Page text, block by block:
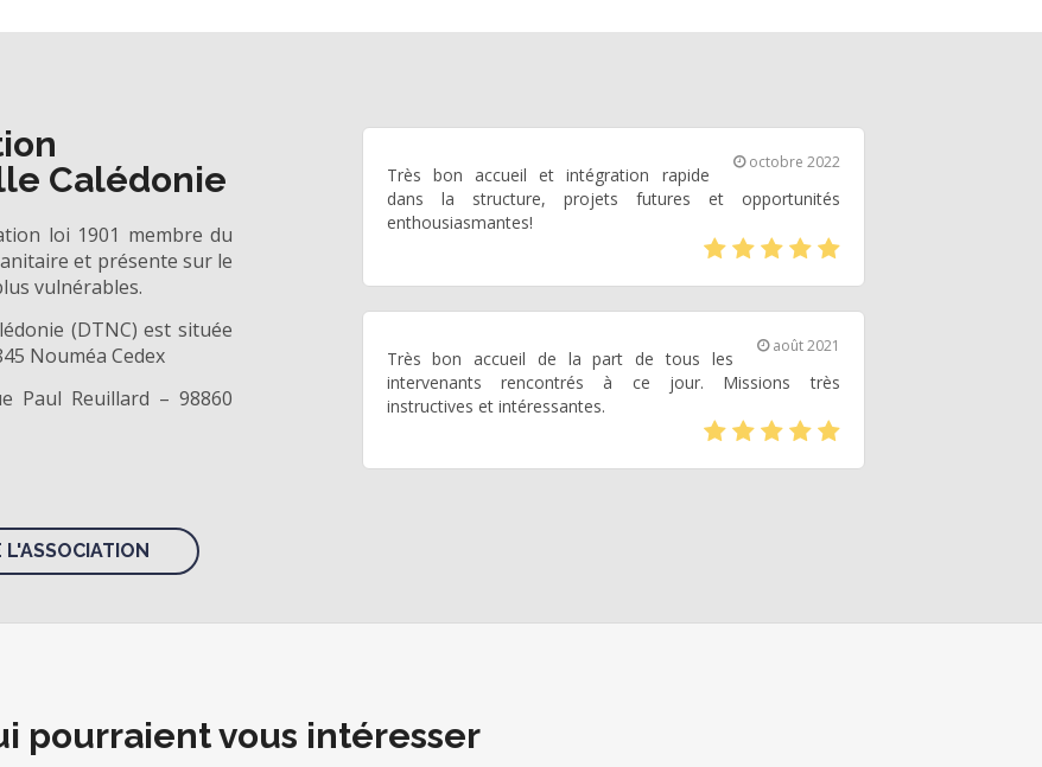
Calédonie
loi 1901 membre du
et présente sur le
vulnérables.
(DTNC) est située
Nouméa Cedex
Paul Reuillard – 98860
L'ASSOCIATION
octobre 2022
Très bon accueil et intégration rapide
dans la structure, projets futures et opportunités
enthousiasmantes!
(*)(*)(*)(*)(*)
août 2021
Très bon accueil de la part de tous les
intervenants rencontrés à ce jour. Missions très
instructives et intéressantes.
(*)(*)(*)(*)(*)
pourraient vous intéresser